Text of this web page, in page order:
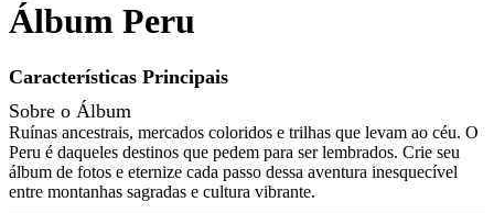
Álbum Peru
Características Principais
Sobre o Álbum
Ruínas ancestrais, mercados coloridos e trilhas que levam ao céu. O
Peru é daqueles destinos que pedem para ser lembrados. Crie seu
álbum de fotos e eternize cada passo dessa aventura inesquecível
entre montanhas sagradas e cultura vibrante.